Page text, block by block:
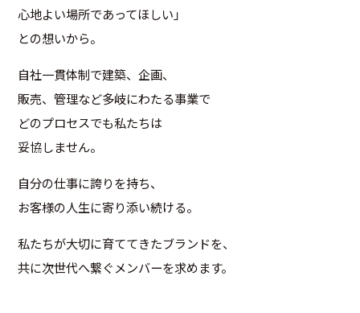
心地よい場所であってほしい」
との想いから。
自社一貫体制で建築、企画、
販売、管理など多岐にわたる事業で
どのプロセスでも私たちは
妥協しません。
自分の仕事に誇りを持ち、
お客様の人生に寄り添い続ける。
私たちが大切に育ててきたブランドを、
共に次世代へ繋ぐメンバーを求めます。